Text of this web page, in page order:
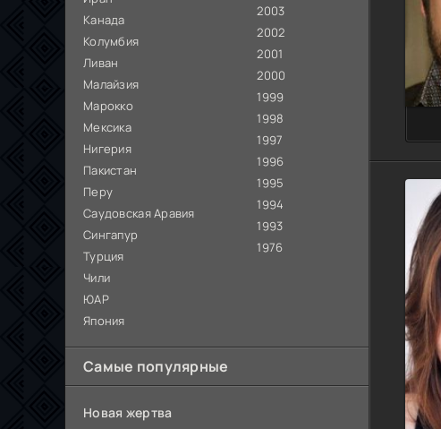
Канада
Колумбия
Ливан
Малайзия
Марокко
Мексика
Нигерия
Пакистан
Перу
Саудовская Аравия
Сингапур
Турция
Чили
ЮАР
Япония
2003
2002
2001
2000
1999
1998
1997
1996
1995
1994
1993
1976
Самые популярные
Новая жертва